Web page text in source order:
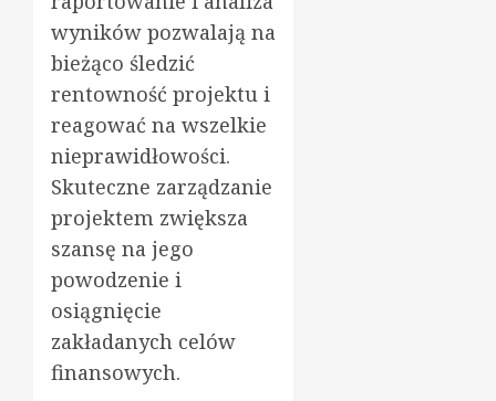
wyników pozwalają na
bieżąco śledzić
rentowność projektu i
reagować na wszelkie
nieprawidłowości.
Skuteczne zarządzanie
projektem zwiększa
szansę na jego
powodzenie i
osiągnięcie
zakładanych celów
finansowych.